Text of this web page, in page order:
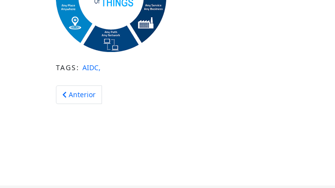
TAGS: AIDC,
Artículo anterior: Prácticas recomendadas para baterías de iones de litio
Anterior